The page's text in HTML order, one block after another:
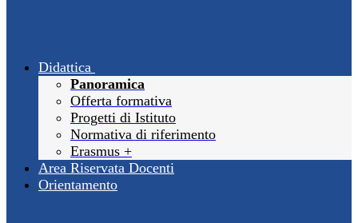
Didattica
Panoramica
Offerta formativa
Progetti di Istituto
Normativa di riferimento
Erasmus +
Area Riservata Docenti
Orientamento